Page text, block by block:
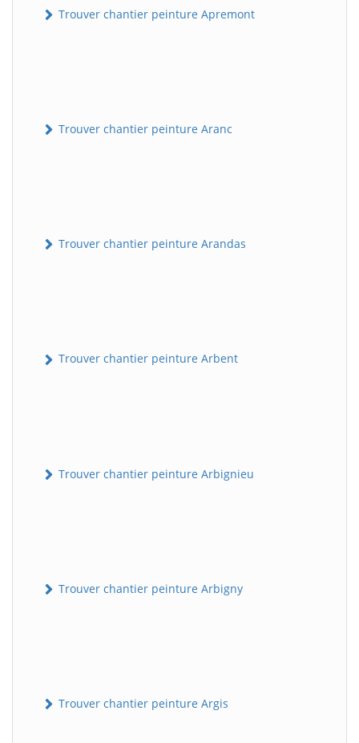
Trouver chantier peinture Apremont
Trouver chantier peinture Aranc
Trouver chantier peinture Arandas
Trouver chantier peinture Arbent
Trouver chantier peinture Arbignieu
Trouver chantier peinture Arbigny
Trouver chantier peinture Argis